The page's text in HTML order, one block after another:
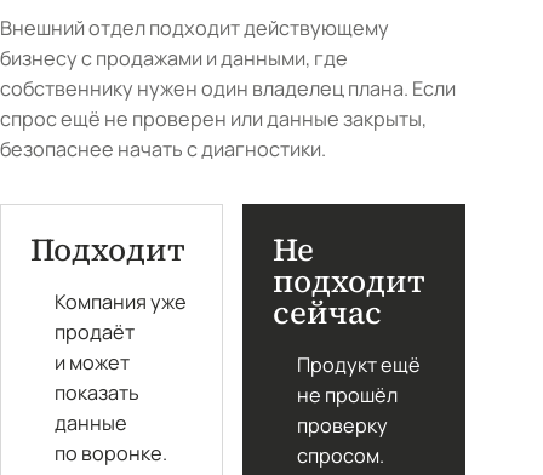
Внешний отдел подходит действующему
бизнесу с продажами и данными, где
собственнику нужен один владелец плана. Если
спрос ещё не проверен или данные закрыты,
безопаснее начать с диагностики.
Подходит
Компания уже
продаёт
и может
показать
данные
по воронке.
Не
подходит
сейчас
Продукт ещё
не прошёл
проверку
спросом.